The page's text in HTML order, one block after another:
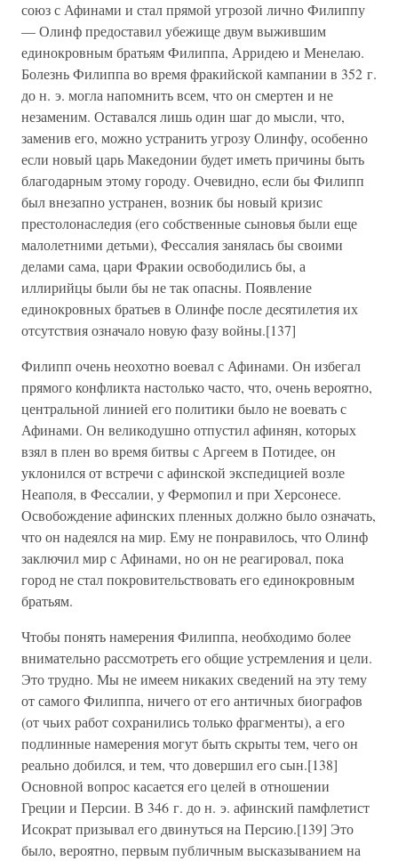
союз с Афинами и стал прямой угрозой лично Филиппу
— Олинф предоставил убежище двум выжившим
единокровным братьям Филиппа, Арридею и Менелаю.
Болезнь Филиппа во время фракийской кампании в 352 г.
до н. э. могла напомнить всем, что он смертен и не
незаменим. Оставался лишь один шаг до мысли, что,
заменив его, можно устранить угрозу Олинфу, особенно
если новый царь Македонии будет иметь причины быть
благодарным этому городу. Очевидно, если бы Филипп
был внезапно устранен, возник бы новый кризис
престолонаследия (его собственные сыновья были еще
малолетними детьми), Фессалия занялась бы своими
делами сама, цари Фракии освободились бы, а
иллирийцы были бы не так опасны. Появление
единокровных братьев в Олинфе после десятилетия их
отсутствия означало новую фазу войны.[137]
Филипп очень неохотно воевал с Афинами. Он избегал
прямого конфликта настолько часто, что, очень вероятно,
центральной линией его политики было не воевать с
Афинами. Он великодушно отпустил афинян, которых
взял в плен во время битвы с Аргеем в Потидее, он
уклонился от встречи с афинской экспедицией возле
Неаполя, в Фессалии, у Фермопил и при Херсонесе.
Освобождение афинских пленных должно было означать,
что он надеялся на мир. Ему не понравилось, что Олинф
заключил мир с Афинами, но он не реагировал, пока
город не стал покровительствовать его единокровным
братьям.
Чтобы понять намерения Филиппа, необходимо более
внимательно рассмотреть его общие устремления и цели.
Это трудно. Мы не имеем никаких сведений на эту тему
от самого Филиппа, ничего от его античных биографов
(от чьих работ сохранились только фрагменты), а его
подлинные намерения могут быть скрыты тем, чего он
реально добился, и тем, что довершил его сын.[138]
Основной вопрос касается его целей в отношении
Греции и Персии. В 346 г. до н. э. афинский памфлетист
Исократ призывал его двинуться на Персию.[139] Это
было, вероятно, первым публичным высказыванием на